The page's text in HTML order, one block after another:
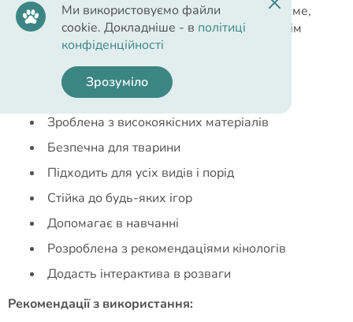
З такою іграшкою ваш пес ніколи не нудьгуватиме,
іграшка швидко стане однією з улюблених, а всім
відомо, що щасливий вихованець - здоровий
вихованець!
Переваги іграшки:
Зроблена з високоякісних матеріалів
Безпечна для тварини
Підходить для усіх видів і порід
Стійка до будь-яких ігор
Допомагає в навчанні
Розроблена з рекомендаціями кінологів
Додасть інтерактива в розваги
Рекомендації з використання:
Ми використовуємо файли
cookie. Докладніше - в політиці
конфіденційності
Зрозуміло